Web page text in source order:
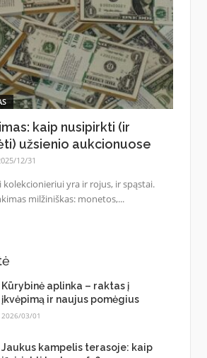
kaip nusipirkti (ir
užsienio aukcionuose
12/31
kolekcionieriui yra ir rojus, ir spąstai.
milžiniškas: monetos,...
Kūrybinė aplinka – raktas į
įkvėpimą ir naujus pomėgius
2026/03/01
Jaukus kampelis terasoje: kaip